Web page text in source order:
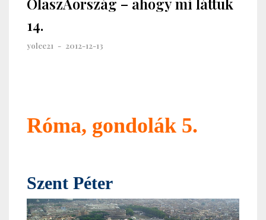
14.
yolee21 - 2012-12-13
Róma, gondolák 5.
Szent Péter